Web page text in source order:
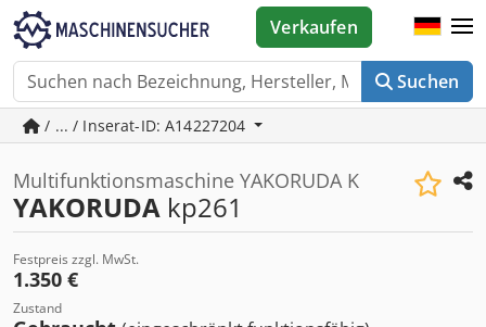
Suchen
Verkaufen
/ ... / Inserat-ID: A14227204
Multifunktionsmaschine YAKORUDA K
YAKORUDA kp261
Festpreis zzgl. MwSt.
1.350 €
Zustand